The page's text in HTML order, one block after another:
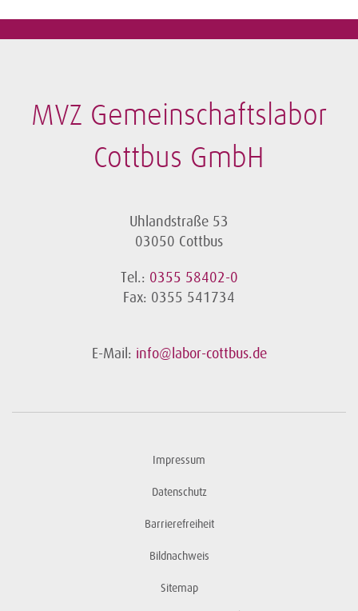
MVZ Gemeinschaftslabor
Cottbus GmbH
Uhlandstraße 53
03050 Cottbus
Tel.: 0355 58402-0
Fax: 0355 541734
E-Mail: info@labor-cottbus.de
Impressum
Datenschutz
Barrierefreiheit
Bildnachweis
Sitemap